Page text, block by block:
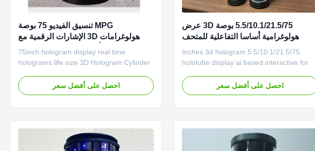
5.5/10.1/21.5/75 بوصة 3D عرض
هولوغرامية أساسا التفاعلية للمتحف
العرض
5.5/10.1/21.5/75 Inches 3d hologram
holotube display ai based interactive for
Cylinder - Holotube is a cutting-edge
innovation, captivating audiences with its
احصل على أفضل سعر
MPG تنسيق الفيديو 75 بوصة
هولوغرامات 3D الإشارات الرقمية مع
الصوت 8 أوهم 5W مكبرات الصوت
مزدوجة وشاشة هولوغرافية بالحجم
75inch hologram display real time
holograms life size 3D Hologram Cylinder
(Holotube) Create a virtual feeling with a
hologram-like visual effect The hologram
احصل على أفضل سعر